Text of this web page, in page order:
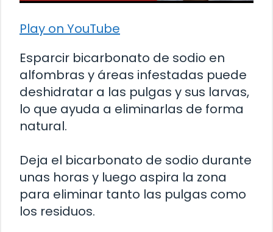
Play on YouTube
Esparcir bicarbonato de sodio en
alfombras y áreas infestadas puede
deshidratar a las pulgas y sus larvas,
lo que ayuda a eliminarlas de forma
natural.
Deja el bicarbonato de sodio durante
unas horas y luego aspira la zona
para eliminar tanto las pulgas como
los residuos.